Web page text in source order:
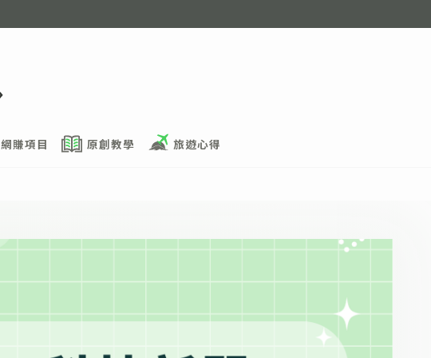
網賺項目 原創教學 旅遊心得